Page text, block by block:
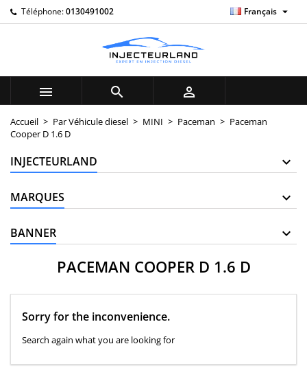
Téléphone:0130491002 Français 
  
Accueil Par Véhicule diesel MINI Paceman
Paceman
Cooper D 1.6 D
INJECTEURLAND
MARQUES
BANNER
PACEMAN COOPER D 1.6 D
Sorry for the inconvenience.
Search again what you are looking for
My wishlists ×
add_circle_outline
((modalTitle)) ×
((confirmMessage))
((cancelText)) ((modalDeleteText))
((title)) ×
Connexion ×
Vous devez être connecté pour ajouter des produits à
votre liste d'envies.
((cancelText)) ((loginText))